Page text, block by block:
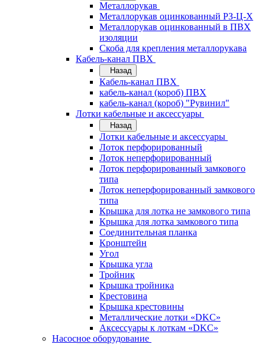
Металлорукав
Металлорукав оцинкованный РЗ-Ц-Х
Металлорукав оцинкованный в ПВХ
изоляции
Скоба для крепления металлорукава
Кабель-канал ПВХ
Назад
Кабель-канал ПВХ
кабель-канал (короб) ПВХ
кабель-канал (короб) "Рувинил"
Лотки кабельные и аксессуары
Назад
Лотки кабельные и аксессуары
Лоток перфорированный
Лоток неперфорированный
Лоток перфорированный замкового
типа
Лоток неперфорированный замкового
типа
Крышка для лотка не замкового типа
Крышка для лотка замкового типа
Соединительная планка
Кронштейн
Угол
Крышка угла
Тройник
Крышка тройника
Крестовина
Крышка крестовины
Металлические лотки «DKC»
Аксессуары к лоткам «DKC»
Насосное оборудование